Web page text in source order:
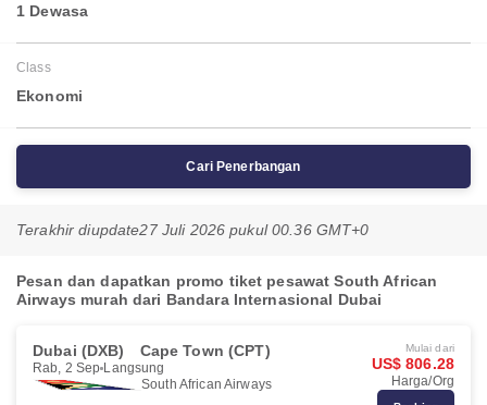
1 Dewasa
Class
Ekonomi
Cari Penerbangan
Terakhir diupdate27 Juli 2026 pukul 00.36 GMT+0
Pesan dan dapatkan promo tiket pesawat South African
Airways murah dari Bandara Internasional Dubai
Dubai (DXB) Cape Town (CPT)
Rab, 2 Sep Langsung
South African Airways
Mulai dari
US$ 806.28
Harga/Org